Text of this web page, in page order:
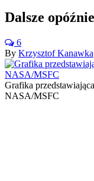
Dalsze
6
By Krzysztof Kanawka
Grafika
NASA/MSFC